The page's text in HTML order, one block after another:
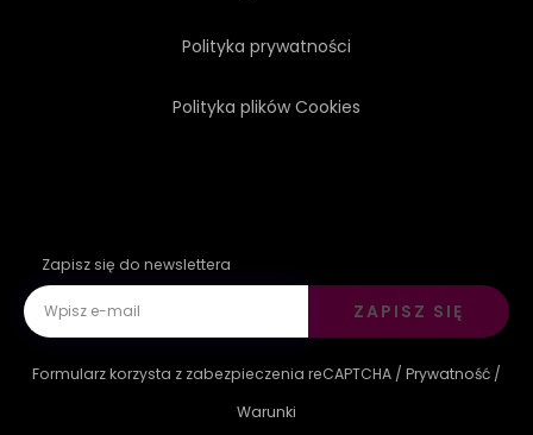
Polityka prywatności
Polityka plików Cookies
Zapisz się do newslettera
ZAPISZ SIĘ
Formularz korzysta z zabezpieczenia reCAPTCHA / Prywatność /
Warunki